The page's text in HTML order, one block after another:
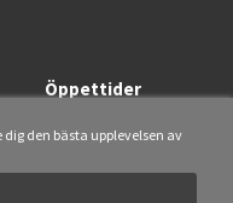
den bästa upplevelsen av
Öppettider
Lördagar: 11-15